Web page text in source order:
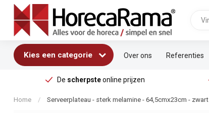
Kies een categorie Over ons Referenties
De scherpsteonline prijzen
Home / Serveerplateau - sterk melamine - 64,5cmx23cm - zwart